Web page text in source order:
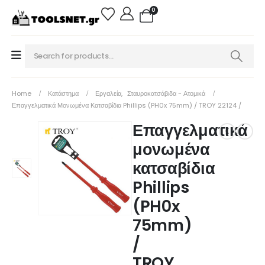
0
Home Κατάστημα Εργαλεία, Σταυροκατσάβιδα - Ατομικά
Επαγγελματικά Μονωμένα Κατσαβίδια Phillips (PH0x 75mm) / TROY 22124 /
Επαγγελματικά
μονωμένα
κατσαβίδια
Phillips
(PH0x
75mm)
/